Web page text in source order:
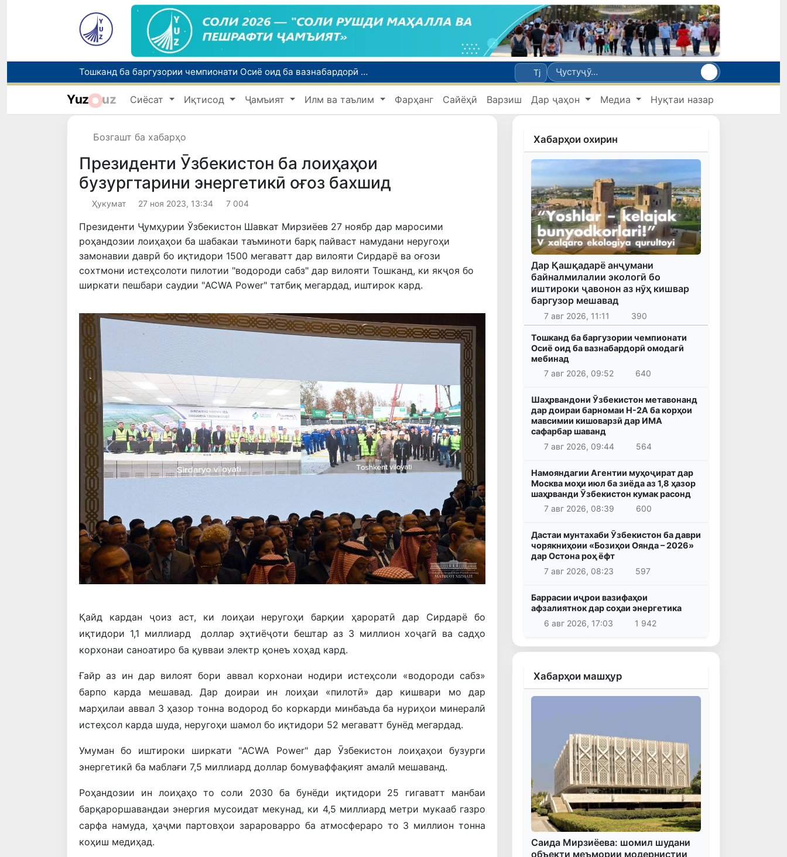
Тошканд ба баргузории чемпионати Осиё оид ба вазнабардорӣ омодагӣ мебинад
Шаҳрвандони Ӯзбекистон метавонанд дар доираи барномаи H-2A ба корҳои мавсимии кишоварзӣ дар ИМА сафарбар шаванд
Намояндагии Агентии муҳоҷират дар Москва моҳи июл ба зиёда аз 1,8 ҳазор шаҳрванди Ӯзбекистон кумак расонд
Дастаи мунтахаби Ӯзбекистон ба даври чорякниҳоии «Бозиҳои Оянда – 2026» дар Остона роҳ ёфт
Tj
Yuz uz Сиёсат Иқтисод Ҷамъият Илм ва таълим Фарҳанг Сайёҳӣ Варзиш Дар ҷаҳон Медиа Нуқтаи назар
Бозгашт ба хабарҳо
Президенти Ӯзбекистон ба лоиҳаҳои
бузургтарини энергетикӣ оғоз бахшид
Ҳукумат 27 ноя 2023, 13:34 7 004
Президенти Ҷумҳурии Ўзбекистон Шавкат Мирзиёев 27 ноябр дар маросими
роҳандозии лоиҳаҳои ба шабакаи таъминоти барқ пайваст намудани неругоҳи
замонавии даврӣ бо иқтидори 1500 мегаватт дар вилояти Сирдарё ва оғози
сохтмони истеҳсолоти пилотии "водороди сабз" дар вилояти Тошканд, ки якҷоя бо
ширкати пешбари саудии "ACWA Power" татбиқ мегардад, иштирок кард.
Қаблӣ Навбатӣ
Қайд кардан ҷоиз аст, ки лоиҳаи неругоҳи барқии ҳароратӣ дар Сирдарё бо
иқтидори 1,1 миллиард доллар эҳтиёҷоти бештар аз 3 миллион хоҷагӣ ва садҳо
корхонаи саноатиро ба қувваи электр қонеъ хоҳад кард.
Ғайр аз ин дар вилоят бори аввал корхонаи нодири истеҳсоли «водороди сабз»
барпо карда мешавад. Дар доираи ин лоиҳаи «пилотӣ» дар кишвари мо дар
марҳилаи аввал 3 ҳазор тонна водород бо коркарди минбаъда ба нуриҳои минералӣ
истеҳсол карда шуда, неругоҳи шамол бо иқтидори 52 мегаватт бунёд мегардад.
Умуман бо иштироки ширкати "ACWA Power" дар Ӯзбекистон лоиҳаҳои бузурги
энергетикӣ ба маблағи 7,5 миллиард доллар бомуваффақият амалӣ мешаванд.
Роҳандозии ин лоиҳаҳо то соли 2030 ба бунёди иқтидори 25 гигаватт манбаи
барқароршавандаи энергия мусоидат мекунад, ки 4,5 миллиард метри мукааб газро
сарфа намуда, ҳаҷми партовҳои зарароварро ба атмосфераро то 3 миллион тонна
коҳиш медиҳад.
Хабарҳои охирин
Дар Қашқадарё анҷумани
байналмилалии экологӣ бо
иштироки ҷавонон аз нӯҳ кишвар
баргузор мешавад
7 авг 2026, 11:11 390
Тошканд ба баргузории чемпионати
Осиё оид ба вазнабардорӣ омодагӣ
мебинад
7 авг 2026, 09:52
640
Шаҳрвандони Ӯзбекистон метавонанд
дар доираи барномаи H-2A ба корҳои
мавсимии кишоварзӣ дар ИМА
сафарбар шаванд
7 авг 2026, 09:44
564
Намояндагии Агентии муҳоҷират дар
Москва моҳи июл ба зиёда аз 1,8 ҳазор
шаҳрванди Ӯзбекистон кумак расонд
7 авг 2026, 08:39
600
Дастаи мунтахаби Ӯзбекистон ба даври
чорякниҳоии «Бозиҳои Оянда – 2026»
дар Остона роҳ ёфт
7 авг 2026, 08:23
597
Баррасии иҷрои вазифаҳои
афзалиятнок дар соҳаи энергетика
6 авг 2026, 17:03
1 942
Хабарҳои машҳур
Саида Мирзиёева: шомил шудани
объекти меъмории модернистии